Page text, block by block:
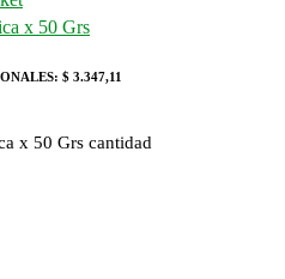
x 50 Grs
$ 3.347,11
x 50 Grs cantidad